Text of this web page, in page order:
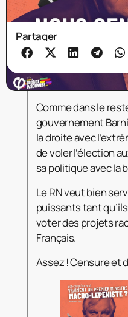
Partager
Comme dans le
gouvernement
la droite avec
de voler l’élection
sa politique avec la
Le RN veut bien
puissants tant
voter des projets
Français.
Assez ! Censure et